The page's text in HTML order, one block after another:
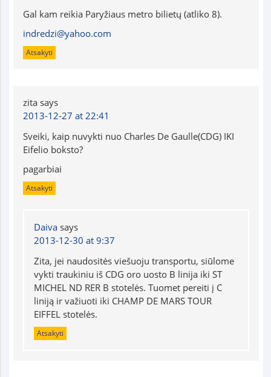
Gal kam reikia Paryžiaus metro bilietų (atliko 8).
indredzi@yahoo.com
Atsakyti
zita says
2013-12-27 at 22:41
Sveiki, kaip nuvykti nuo Charles De Gaulle(CDG) IKI
Eifelio boksto?
pagarbiai
Atsakyti
Daiva says
2013-12-30 at 9:37
Zita, jei naudositės viešuoju transportu, siūlome
vykti traukiniu iš CDG oro uosto B linija iki ST
MICHEL ND RER B stotelės. Tuomet pereiti į C
liniją ir važiuoti iki CHAMP DE MARS TOUR
EIFFEL stotelės.
Atsakyti